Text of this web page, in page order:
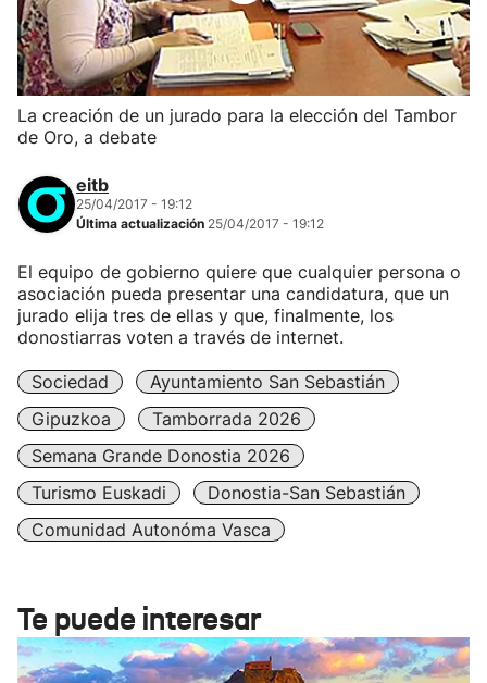
La creación de un jurado para la elección del Tambor
de Oro, a debate
eitb
25/04/2017 - 19:12
Última actualización 25/04/2017 - 19:12
El equipo de gobierno quiere que cualquier persona o
asociación pueda presentar una candidatura, que un
jurado elija tres de ellas y que, finalmente, los
donostiarras voten a través de internet.
Sociedad
Ayuntamiento San Sebastián
Gipuzkoa
Tamborrada 2026
Semana Grande Donostia 2026
Turismo Euskadi
Donostia-San Sebastián
Comunidad Autonóma Vasca
Te puede interesar